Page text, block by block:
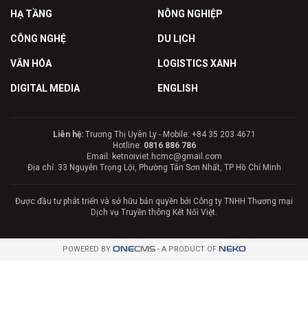
HẠ TẦNG NÔNG NGHIỆP
CÔNG NGHỆ DU LỊCH
VĂN HÓA LOGISTICS XANH
DIGITAL MEDIA ENGLISH
Liên hệ:Trương Thị Uyên Ly - Mobile: +84 35 203 4671
Hotline: 0816 886 786
Email: ketnoiviet.hcmc@gmail.com
Địa chỉ: 33 Nguyễn Trọng Lội, Phường Tân Sơn Nhất, TP Hồ Chí Minh
Được đầu tư phát triển và sở hữu bản quyền bởi Công ty TNHH Thương mại
Dịch vụ Truyền thông Kết Nối Việt.
POWERED BY ONECMS- A PRODUCT OF NEKO